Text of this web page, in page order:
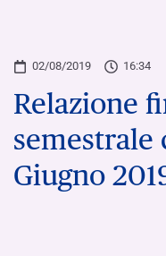
02/08/2019 16:34
Relazione
semestrale
Giugno